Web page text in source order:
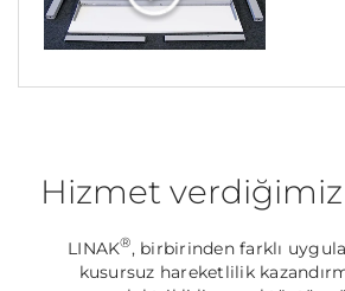
Hizmet
LINAK®, birbirinden farklı
kusursuz hareketlilik